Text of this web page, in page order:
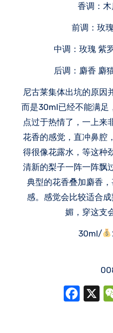
香调：
前调：玫
中调：玫瑰 紫
后调：麝香 麝
尼古莱集体出坑的原因
而是30ml已经不能满足
点过于热情了，一上来
花香的感觉，直冲鼻腔
得很像花露水，等这种
清新的梨子一阵一阵飘
典型的花香叠加麝香
感。感觉会比较适合
媚，穿这支
30ml/
X